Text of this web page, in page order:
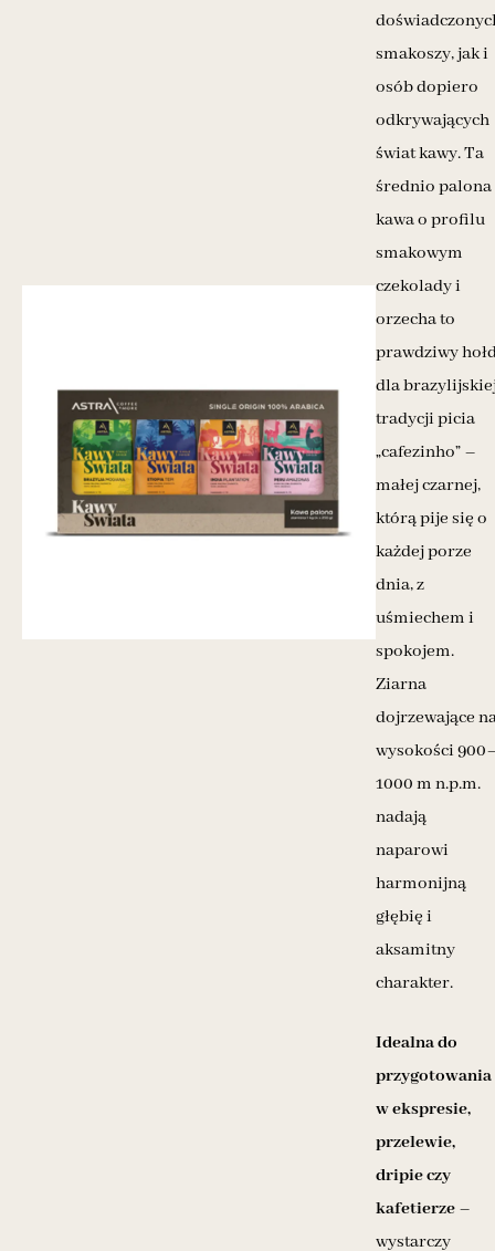
smakoszy, jak i
osób dopiero
odkrywających
świat kawy.Ta
średnio palona
kawa o profilu
smakowym
czekolady i
orzecha to
prawdziwy
dla
tradycji picia
„cafezinho” –
małej czarnej,
którą pije się o
każdej porze
dnia, z
uśmiechem i
spokojem.
Ziarna
dojrzewające
wysokości
1000 m n.p.m.
nadają
naparowi
harmonijną
głębię i
aksamitny
charakter.
Idealna do
przygotowania
w ekspresie,
przelewie,
dripie czy
kafetierze –
wystarczy